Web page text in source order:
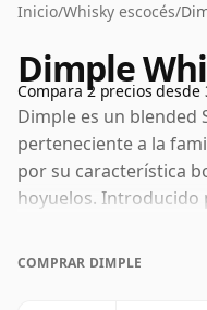
Inicio/Whisky escocés/
Dimple
Compara 2 precios desde
Dimple es un blended
perteneciente a la
por su característica
hoyuelos. Introducido
influyentes de
COMPRAR DIMPLE